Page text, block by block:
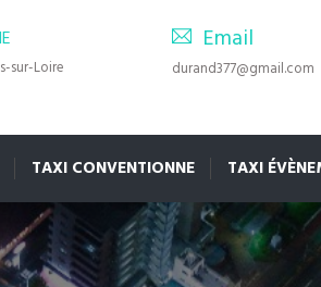
sur-Loire
Email
durand377@gmail.com
TAXI CONVENTIONNE TAXI